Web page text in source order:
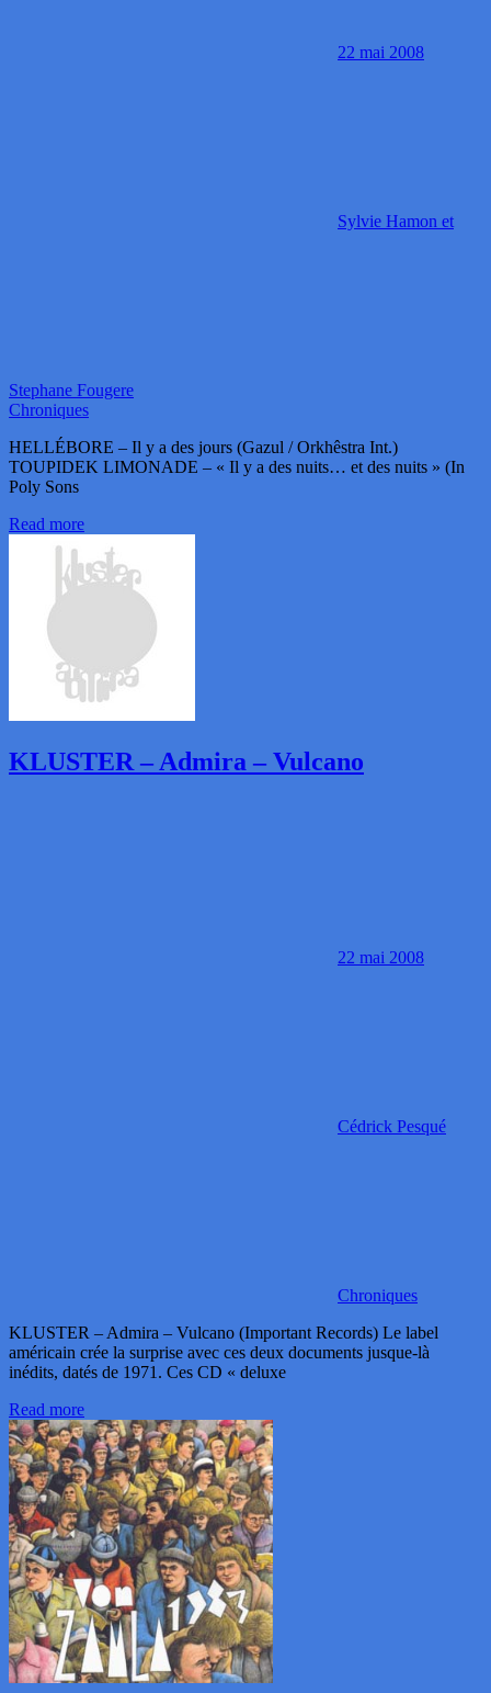
22 mai 2008
Sylvie Hamon et
Stephane Fougere
Chroniques
HELLÉBORE – Il y a des jours (Gazul / Orkhêstra Int.)
TOUPIDEK LIMONADE – « Il y a des nuits… et des nuits » (In
Poly Sons
Read more
KLUSTER – Admira – Vulcano
22 mai 2008
Cédrick Pesqué
Chroniques
KLUSTER – Admira – Vulcano (Important Records) Le label
américain crée la surprise avec ces deux documents jusque-là
inédits, datés de 1971. Ces CD « deluxe
Read more